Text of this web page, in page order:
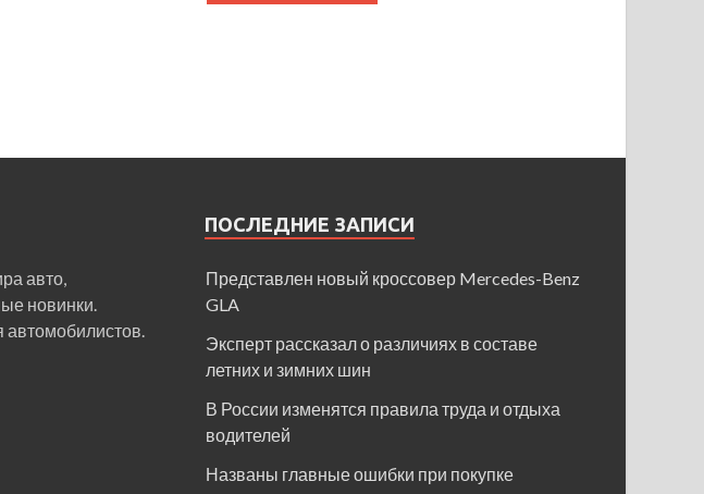
авто,
новинки.
ПОСЛЕДНИЕ ЗАПИСИ
Представлен новый кроссовер Mercedes-Benz
GLA
Эксперт рассказал о различиях в составе
летних и зимних шин
В России изменятся правила труда и отдыха
водителей
Названы главные ошибки при покупке